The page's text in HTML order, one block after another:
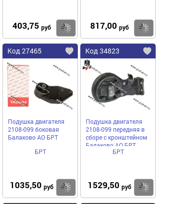
403,75 руб Купить
817,00 руб
Код 27465
Подушка двигателя
2108-099 боковая
Балаково АО БРТ
БРТ
1035,50 руб Купить
Код 34823
Подушка двигателя
2108-099 передняя в
сборе с кронштейном
Балаково АО БРТ
БРТ
1529,50 руб